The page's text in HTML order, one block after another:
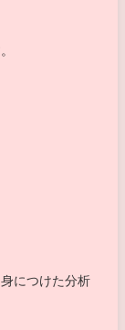
につけた分析